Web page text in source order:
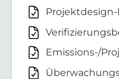
Emissions-/